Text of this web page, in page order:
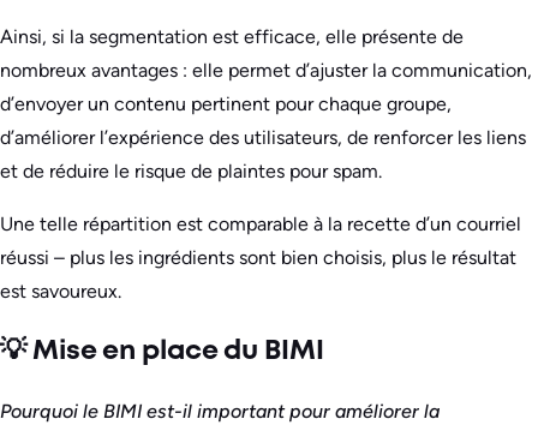
Ainsi, si la segmentation est efficace, elle présente de
nombreux avantages : elle permet d’ajuster la communication,
d’envoyer un contenu pertinent pour chaque groupe,
d’améliorer l’expérience des utilisateurs, de renforcer les liens
et de réduire le risque de plaintes pour spam.
Une telle répartition est comparable à la recette d’un courriel
réussi – plus les ingrédients sont bien choisis, plus le résultat
est savoureux.
💡 Mise en place du BIMI
Pourquoi le BIMI est-il important pour améliorer la